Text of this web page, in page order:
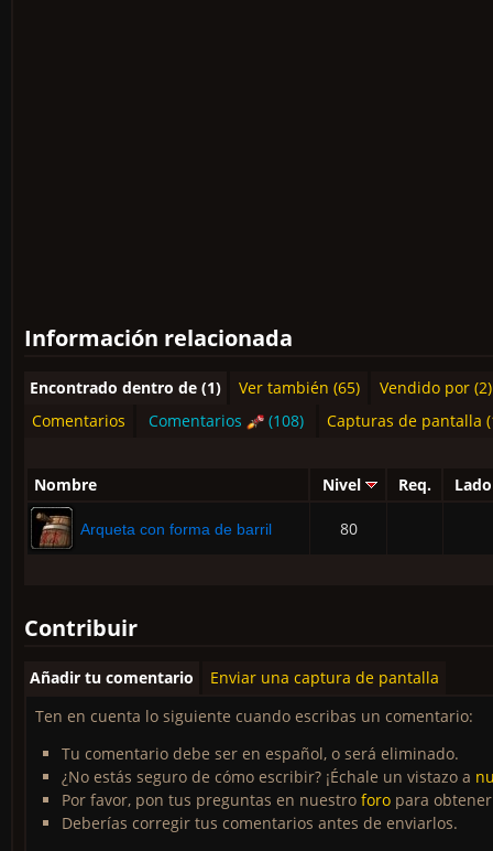
Información relacionada
Encontrado dentro de (1) Ver también (65)
Vendido por (2)
Comentarios
Comentarios (108) Capturas de pantalla
Nombre Nivel Req. Lado
Arqueta con forma de barril 80
Contribuir
Añadir tu comentario
Enviar una captura de pantalla
Ten en cuenta lo siguiente cuando escribas un comentario:
Tu comentario debe ser en español, o será eliminado.
¿No estás seguro de cómo escribir? ¡Échale un vistazo a
Por favor, pon tus preguntas en nuestro foro para
Deberías corregir tus comentarios antes de enviarlos.